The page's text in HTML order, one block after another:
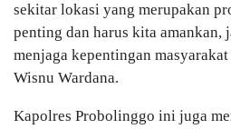
sekitar lokasi yang merupakan
penting dan harus kita amankan,
menjaga kepentingan
Wisnu Wardana.
Kapolres Probolinggo ini juga